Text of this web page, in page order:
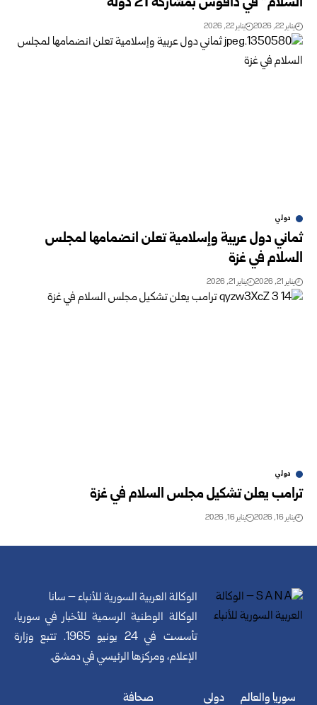
يناير 22, 2026 يناير 22, 2026
دولي
ثماني دول عربية وإسلامية تعلن انضمامها لمجلس
السلام في غزة
يناير 21, 2026 يناير 21, 2026
دولي
ترامب يعلن تشكيل مجلس السلام في غزة
يناير 16, 2026 يناير 16, 2026
الوكالة العربية السورية للأنباء – سانا
الوكالة الوطنية الرسمية للأخبار في سوريا،
تأسست في 24 يونيو 1965. تتبع وزارة
الإعلام، ومركزها الرئيسي في دمشق.
سوريا والعالم دولي صحافة